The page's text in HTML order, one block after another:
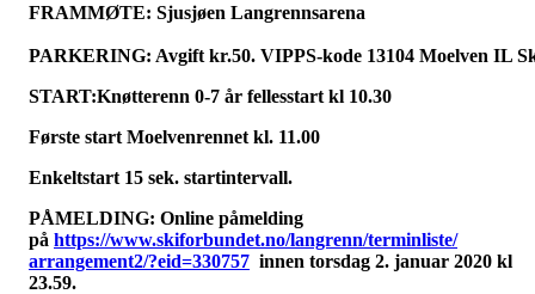
FRAMMØTE: Sjusjøen Langrennsarena
PARKERING: Avgift kr.50. VIPPS-kode 13104 Moelven IL
START:Knøtterenn 0-7 år fellesstart kl 10.30
Første start Moelvenrennet kl. 11.00
Enkeltstart 15 sek. startintervall.
PÅMELDING: Online påmelding
på https://www.skiforbundet.no/langrenn/terminliste/
arrangement2/?eid=330757 innen torsdag 2. januar 2020 kl
23.59.